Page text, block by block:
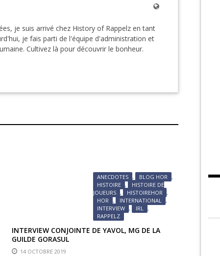
EPIC 9.4 : THE EXPEDITION
je suis arrivé chez History of Rappelz en tant
je fais parti de l'équipe d'administration et
Cultivez là pour découvrir le bonheur.
ANECDOTES , BLOG HOR ,
HISTOIRE ,
HISTOIRE DE
JOUEURS , HISTOIREHOR ,
HOR , INTERNATIONAL ,
INTERVIEW , IRL ,
RAPPELZ
INTERVIEW CONJOINTE DE YAVOL, MG DE LA
GUILDE GORASUL
14 OCTOBRE 2019